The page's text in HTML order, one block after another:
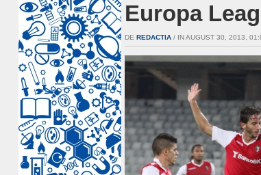
Europa
DE REDACTIA / IN AUGUST 30, 2013,